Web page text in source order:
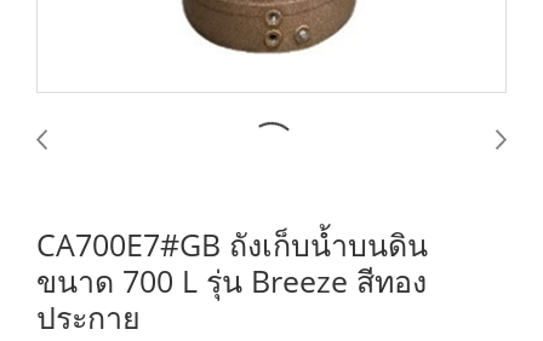
CA700E7#GB ถังเก็บน้ำบนดิน
ขนาด 700 L รุ่น Breeze สีทอง
ประกาย